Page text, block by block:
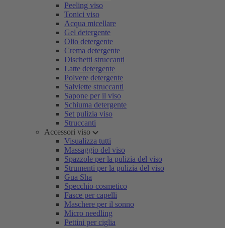
Peeling viso
Tonici viso
Acqua micellare
Gel detergente
Olio detergente
Crema detergente
Dischetti struccanti
Latte detergente
Polvere detergente
Salviette struccanti
Sapone per il viso
Schiuma detergente
Set pulizia viso
Struccanti
Accessori viso
Visualizza tutti
Massaggio del viso
Spazzole per la pulizia del viso
Strumenti per la pulizia del viso
Gua Sha
Specchio cosmetico
Fasce per capelli
Maschere per il sonno
Micro needling
Pettini per ciglia